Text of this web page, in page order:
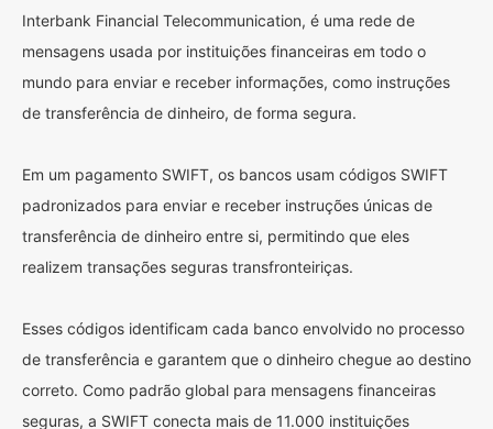
Interbank Financial Telecommunication, é uma rede de
mensagens usada por instituições financeiras em todo o
mundo para enviar e receber informações, como instruções
de transferência de dinheiro, de forma segura.
Em um pagamento SWIFT, os bancos usam códigos SWIFT
padronizados para enviar e receber instruções únicas de
transferência de dinheiro entre si, permitindo que eles
realizem transações seguras transfronteiriças.
Esses códigos identificam cada banco envolvido no processo
de transferência e garantem que o dinheiro chegue ao destino
correto. Como padrão global para mensagens financeiras
seguras, a SWIFT conecta mais de 11.000 instituições